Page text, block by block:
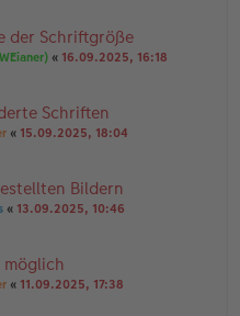
der Schriftgröße
« 16.09.2025, 16:18
Schriften
« 15.09.2025, 18:04
Bildern
« 13.09.2025, 10:46
« 11.09.2025, 17:38